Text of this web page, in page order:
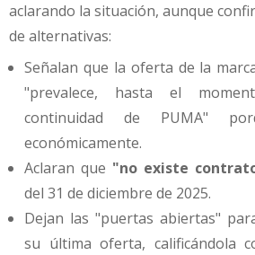
aclarando la situación, aunque
de alternativas:
Señalan que la oferta de la
"prevalece, hasta el
continuidad de PUMA"
económicamente.
Aclaran que "no existe
del 31 de diciembre de 2025.
Dejan las "puertas abiertas"
su última oferta, calificándola